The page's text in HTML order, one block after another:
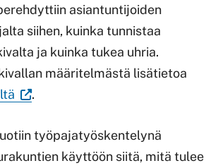
asiantuntijoiden
siihen, kuinka tunnistaa
ja kuinka tukea uhria.
määritelmästä lisätietoa
(Vieraile
sivustolla.
Linkki
.
työpajatyöskentelynä
käyttöön siitä, mitä tulee